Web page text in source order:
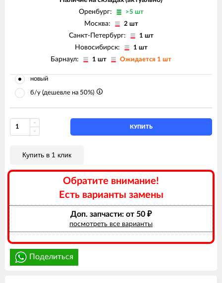
Оренбург:
>5 шт
Москва: 2 шт
Санкт-Петербург: 1 шт
Новосибирск: 1 шт
Барнаул: 1 шт Ожидается 1 шт
новый
б/у (дешевле на 50%)
КУПИТЬ
Купить в 1 клик
Обратите внимание!
Есть варианты замены
Доп. запчасти: от 50 ₽
посмотреть все варианты
Поделиться